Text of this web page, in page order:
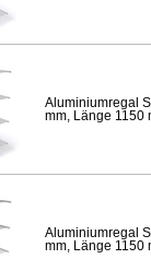
Aluminiumregal
mm, Länge 1150
Aluminiumregal
mm, Länge 1150